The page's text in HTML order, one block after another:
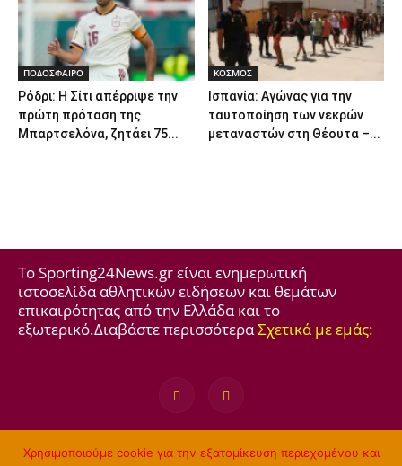
ΠΟΔΟΣΦΑΙΡΟ
Ρόδρι: Η Σίτι απέρριψε την
πρώτη πρόταση της
Μπαρτσελόνα, ζητάει 75...
ΚΟΣΜΟΣ
Ισπανία: Αγώνας για την
ταυτοποίηση των νεκρών
μεταναστών στη Θέουτα –...
Το Sporting24News.gr είναι ενημερωτική
ιστοσελίδα αθλητικών ειδήσεων και θεμάτων
επικαιρότητας από την Ελλάδα και το
εξωτερικό.Διαβάστε περισσότεραΣχετικά με εμάς:
Όροι χρήσης Πολιτική Απορρήτου
Ροή Ειδήσεων
Χρησιμοποιούμε cookie για την εξατομίκευση περιεχομένου και